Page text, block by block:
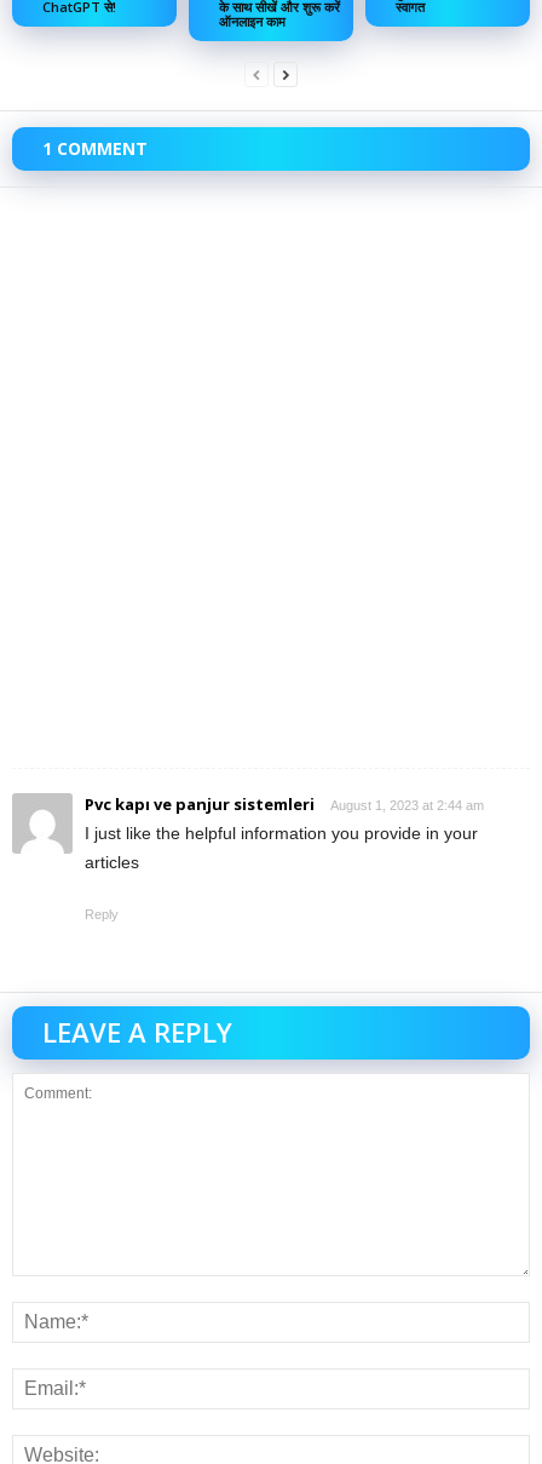
ChatGPT से!
के साथ सीखें और शुरू करें
ऑनलाइन काम
स्वागत
1 COMMENT
Pvc kapı ve panjur sistemleri August 1, 2023 at 2:44 am
I just like the helpful information you provide in your
articles
Reply
LEAVE A REPLY